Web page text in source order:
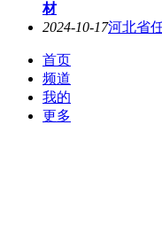
材
2024-10-17河北省
首页
频道
我的
更多